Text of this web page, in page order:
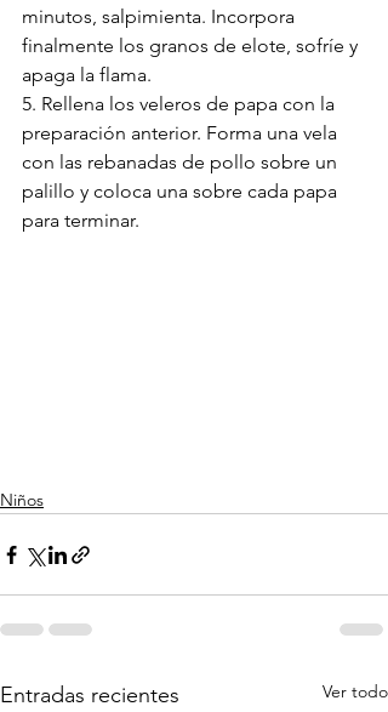
minutos, salpimienta. Incorpora
finalmente los granos de elote, sofríe y
apaga la flama.
5. Rellena los veleros de papa con la
preparación anterior. Forma una vela
con las rebanadas de pollo sobre un
palillo y coloca una sobre cada papa
para terminar.
Niños
Entradas recientes Ver todo